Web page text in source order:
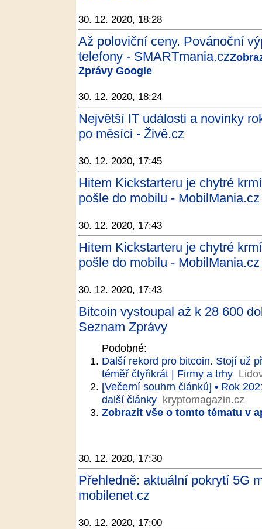
30. 12. 2020, 18:28
Až poloviční ceny. Povánoční
telefony - SMARTmania.cz
Zprávy Google
30. 12. 2020, 18:24
Největší IT události a novinky
po měsíci - Živě.cz
30. 12. 2020, 17:45
Hitem Kickstarteru je chytré
pošle do mobilu - MobilMania.cz
30. 12. 2020, 17:43
Hitem Kickstarteru je chytré
pošle do mobilu - MobilMania.cz
30. 12. 2020, 17:43
Bitcoin vystoupal až k 28 600
Seznam Zprávy
Podobné:
Další rekord pro bitcoin. Stojí už
téměř čtyřikrát | Firmy a trhy
[Večerní souhrn článků] • Rok
další články kryptomagazin.cz
Zobrazit vše o tomto tématu v
30. 12. 2020, 17:30
Přehledně: aktuální pokrytí 5G
mobilenet.cz
30. 12. 2020, 17:00